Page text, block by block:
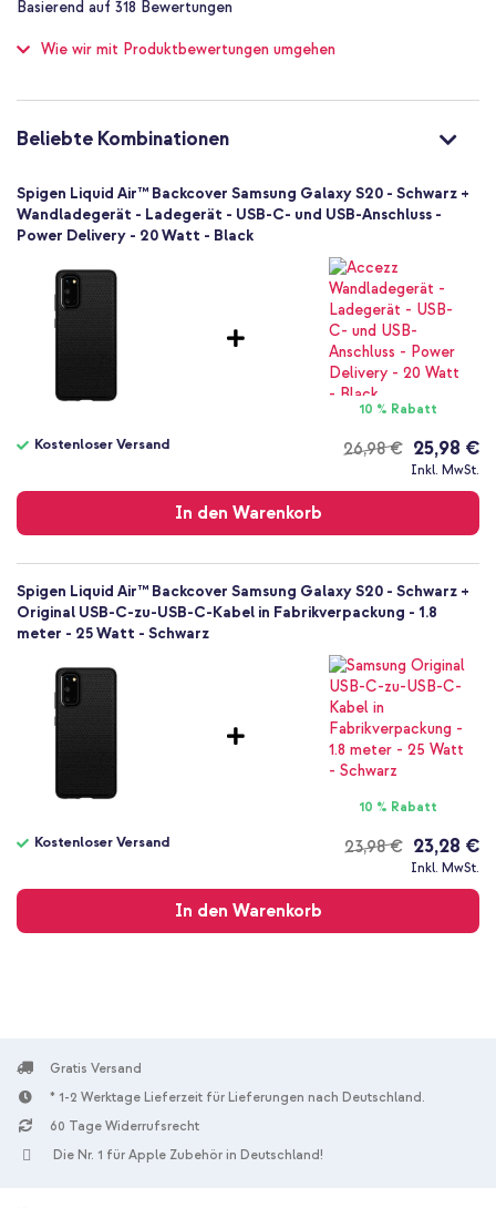
Wähle diese Spigen Back Cover für einen schlanken, stilvollen
Nein
Nein
8809685626558
ACS00791
Schwarz
Silikon und TPU (weich)
Keine
Backcover, Soft Case
Rückseite & Seite
of
Basierend auf 318 Bewertungen
Wie wir mit Produktbewertungen umgehen
Beliebte Kombinationen
Spigen Liquid Air™ Backcover Samsung Galaxy S20 - Schwarz +
Wandladegerät - Ladegerät - USB-C- und USB-Anschluss -
Power Delivery - 20 Watt - Black
10 % Rabatt
26,98 €
Kostenloser Versand 25,98 €
Inkl. MwSt.
In den Warenkorb
Versand
Spigen Liquid Air™ Backcover Samsung Galaxy S20 - Schwarz +
Original USB-C-zu-USB-C-Kabel in Fabrikverpackung - 1.8
meter - 25 Watt - Schwarz
10 % Rabatt
23,98 €
Kostenloser Versand 23,28 €
Inkl. MwSt.
In den Warenkorb
Versand
Gratis Versand
* 1-2 Werktage Lieferzeit für Lieferungen nach Deutschland.
60 Tage Widerrufsrecht
Die Nr. 1 für Apple Zubehör in Deutschland!